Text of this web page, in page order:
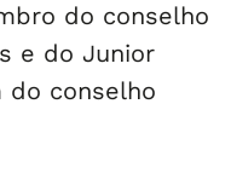
do conselho
e do Junior
do conselho